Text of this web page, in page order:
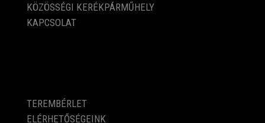
KÖZÖSSÉGI KERÉKPÁRMŰHELY
KAPCSOLAT
TEREMBÉRLET
ELÉRHETŐSÉGEINK